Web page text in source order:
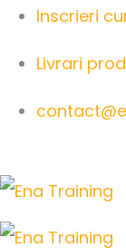
Inscrieri
Livrari